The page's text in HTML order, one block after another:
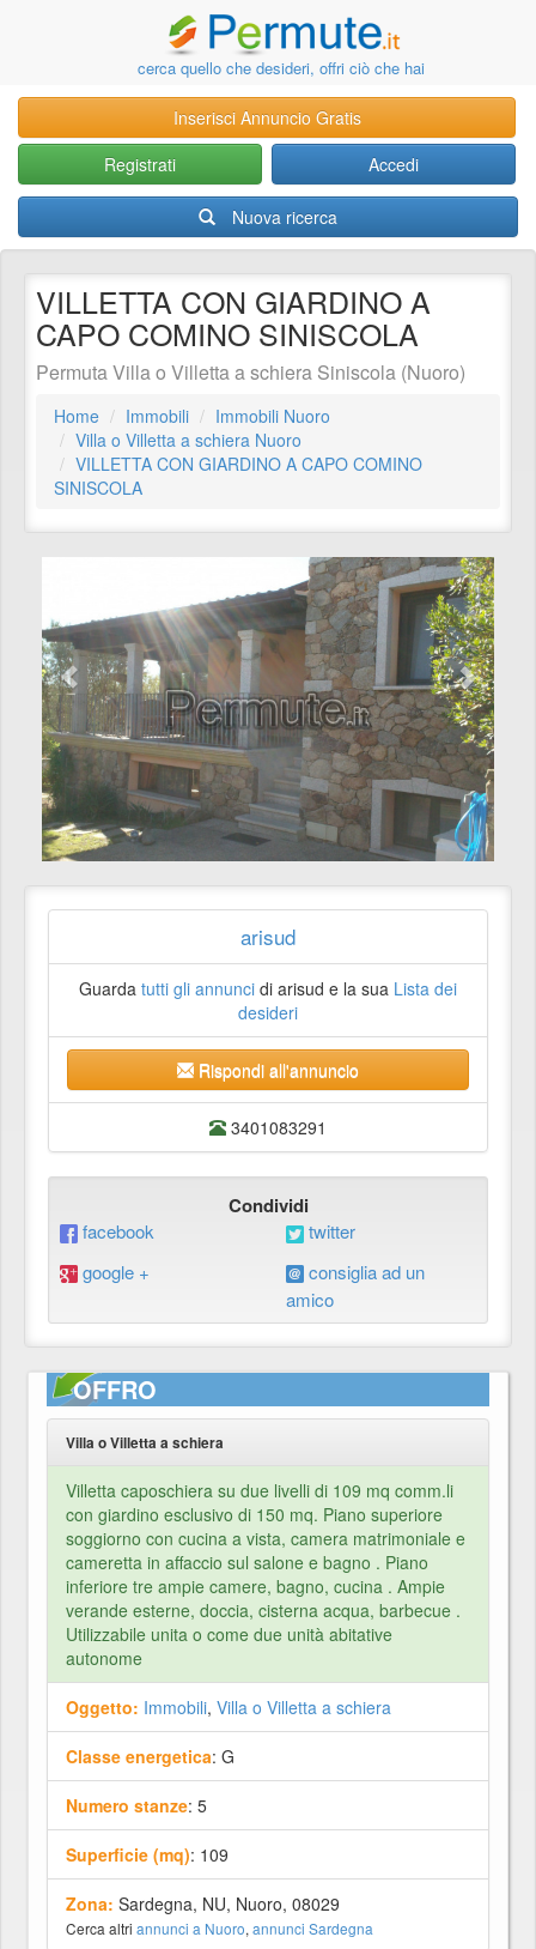
cerca quello che desideri, offri ciò che hai
Inserisci Annuncio Gratis
Registrati
Accedi
Nuova ricerca
VILLETTA CON GIARDINO A
CAPO COMINO SINISCOLA
Permuta Villa o Villetta a schiera Siniscola (Nuoro)
Home Immobili
Immobili Nuoro
Villa o Villetta a schiera Nuoro
VILLETTA CON GIARDINO A CAPO COMINO
SINISCOLA
arisud
Guarda tutti gli annunci di arisud e la sua Lista dei
desideri
Rispondi all'annuncio
3401083291
Condividi
facebook
twitter
google +
consiglia ad un
amico
OFFRO
Villa o Villetta a schiera
Villetta caposchiera su due livelli di 109 mq comm.li
con giardino esclusivo di 150 mq. Piano superiore
soggiorno con cucina a vista, camera matrimoniale e
cameretta in affaccio sul salone e bagno . Piano
inferiore tre ampie camere, bagno, cucina . Ampie
verande esterne, doccia, cisterna acqua, barbecue .
Utilizzabile unita o come due unità abitative
autonome
Oggetto: Immobili, Villa o Villetta a schiera
Classe energetica: G
Numero stanze: 5
Superficie (mq): 109
Zona: Sardegna, NU, Nuoro, 08029
Cerca altri annunci a Nuoro, annunci Sardegna